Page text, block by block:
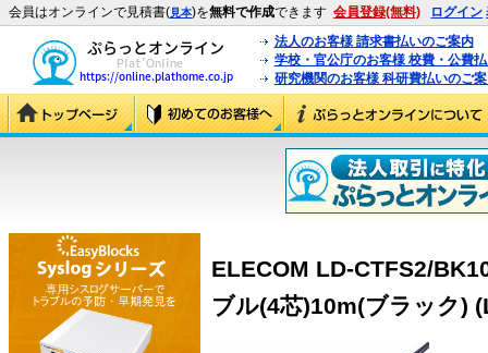
会員はオンラインで見積書(見本)を無料で作成できます 会員登録(無料) ログイン
法人のお客様 請求書払いのご案内
学校・官公庁のお客様 校費・公費
研究機関のお客様 科研費払いのご
ELECOM LD-CTFS2/
ブル(4芯)10m(ブラック)